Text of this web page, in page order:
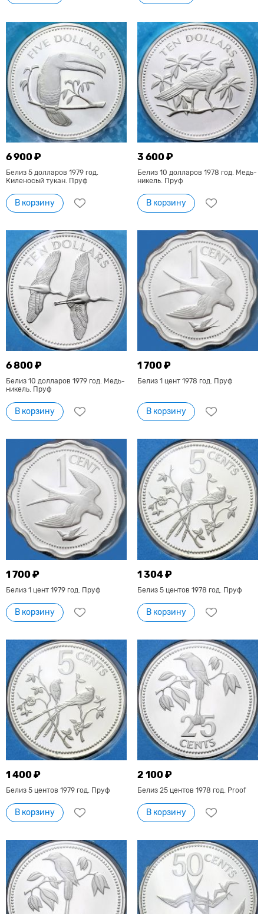
6 900 ₽
Белиз 5 долларов 1979 год.
Киленосый тукан. Пруф
В корзину
3 600 ₽
Белиз 10 долларов 1978 год. Медь-
никель. Пруф
В корзину
6 800 ₽
Белиз 10 долларов 1979 год. Медь-
никель. Пруф
В корзину
1 700 ₽
Белиз 1 цент 1978 год. Пруф
В корзину
1 700 ₽
Белиз 1 цент 1979 год. Пруф
В корзину
1 304 ₽
Белиз 5 центов 1978 год. Пруф
В корзину
1 400 ₽
Белиз 5 центов 1979 год. Пруф
В корзину
2 100 ₽
Белиз 25 центов 1978 год. Proof
В корзину